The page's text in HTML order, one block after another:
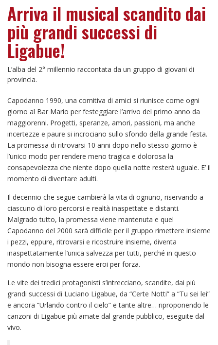
Arriva il musical scandito dai
più grandi successi di
Ligabue!
L’alba del 2° millennio raccontata da un gruppo di giovani di
provincia.
Capodanno 1990, una comitiva di amici si riunisce come ogni
giorno al Bar Mario per festeggiare l’arrivo del primo anno da
maggiorenni. Progetti, speranze, amori, passioni, ma anche
incertezze e paure si incrociano sullo sfondo della grande festa.
La promessa di ritrovarsi 10 anni dopo nello stesso giorno è
l’unico modo per rendere meno tragica e dolorosa la
consapevolezza che niente dopo quella notte resterà uguale. E’ il
momento di diventare adulti.
Il decennio che segue cambierà la vita di ognuno, riservando a
ciascuno di loro percorsi e realtà inaspettate e distanti.
Malgrado tutto, la promessa viene mantenuta e quel
Capodanno del 2000 sarà difficile per il gruppo rimettere insieme
i pezzi, eppure, ritrovarsi e ricostruire insieme, diventa
inaspettatamente l’unica salvezza per tutti, perché in questo
mondo non bisogna essere eroi per forza.
Le vite dei tredici protagonisti s’intrecciano, scandite, dai più
grandi successi di Luciano Ligabue, da “Certe Notti” a “Tu sei lei”
e ancora “Urlando contro il cielo” e tante altre… riproponendo le
canzoni di Ligabue più amate dal grande pubblico, eseguite dal
vivo.